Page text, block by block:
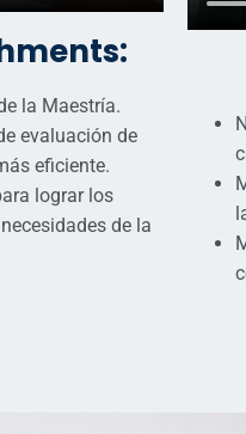
la Maestría.
evaluación de
eficiente.
lograr los
de la